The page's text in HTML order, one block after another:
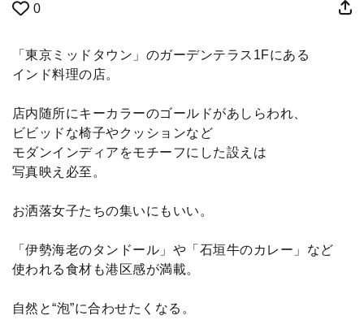
0
「東京ミッドタウン」のガーデンテラス1Fにある
インド料理の店。
店内随所にキーカラーのゴールドがあしらわれ、
ビビッドな椅子やクッションなど
モダンインディアをモチーフにした設えは
写真映え必至。
お洒落女子たちの集いにもいい。
「伊勢海老のタンドール」や「石垣牛のカレー」など
使われる食材も港区感が満載。
自然と“泡”に合わせたくなる。